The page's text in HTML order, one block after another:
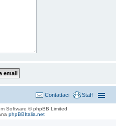
Staff
Contattaci
Software © phpBB Limited
phpBBItalia.net